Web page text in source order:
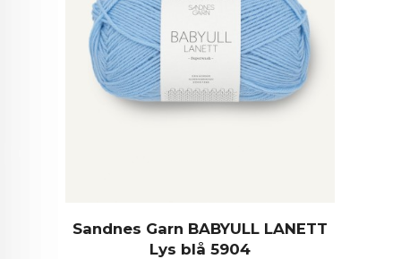
Sandnes Garn BABYULL LANETT
Lys blå 5904